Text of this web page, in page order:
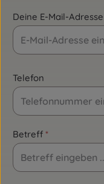
Deine E-Mail-Adresse
Telefon
Betreff *